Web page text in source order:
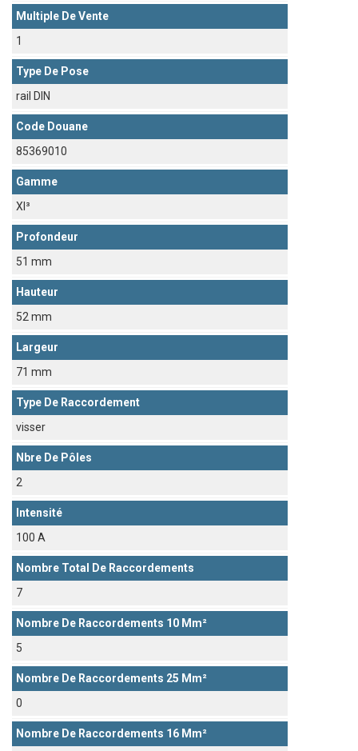
Multiple De Vente
1
Type De Pose
rail DIN
Code Douane
85369010
Gamme
Xl³
Profondeur
51 mm
Hauteur
52 mm
Largeur
71 mm
Type De Raccordement
visser
Nbre De Pôles
2
Intensité
100 A
Nombre Total De Raccordements
7
Nombre De Raccordements 10 Mm²
5
Nombre De Raccordements 25 Mm²
0
Nombre De Raccordements 16 Mm²